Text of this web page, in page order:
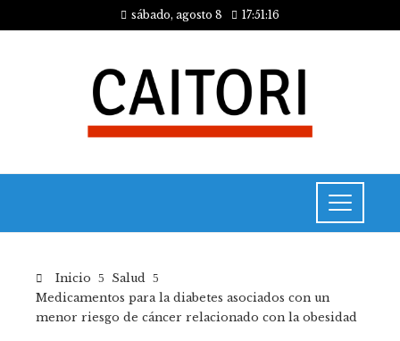
sábado, agosto 8 17:51:16
Inicio
Salud
Medicamentos para la diabetes asociados con un
menor riesgo de cáncer relacionado con la obesidad